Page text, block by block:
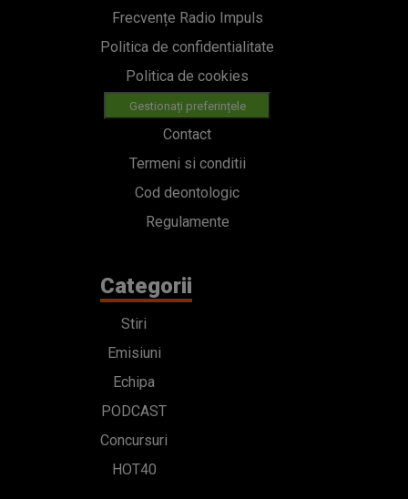
Frecvențe Radio Impuls
Politica de confidentialitate
Politica de cookies
Gestionați preferințele
Contact
Termeni si conditii
Cod deontologic
Regulamente
Categorii
Stiri
Emisiuni
Echipa
PODCAST
Concursuri
HOT40